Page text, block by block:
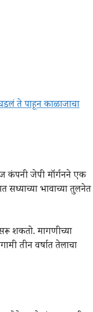
ते पाहून काळाजाचा
कंपनी जेपी मॉर्गनने एक
भावाच्या तुलनेत
शकतो. मागणीच्या
तीन वर्षात तेलाचा